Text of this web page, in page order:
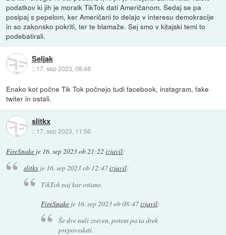
podatkov ki jih je moralk TikTok dati Američanom. Sedaj se pa
posipaj s pepelom, ker Američani to delajo v interesu demokracije
in so zakonsko pokriti, ter te blamaže. Sej smo v kitajski temi to
podebatirali.
Seljak
:: 17. sep 2023, 08:48
Enako kot počne Tik Tok počnejo tudi facebook, instagram, fake
twiter in ostali.
slitkx
:: 17. sep 2023, 11:56
FireSnake je 16. sep 2023 ob 21:22 izjavil:
slitkxje 16. sep 2023 ob 12:47izjavil:
TikTok naj kar ostane.
FireSnake je 16. sep 2023 ob 08:47izjavil:
Še dve nuli zraven, potem pa ta drek
prepovedati.